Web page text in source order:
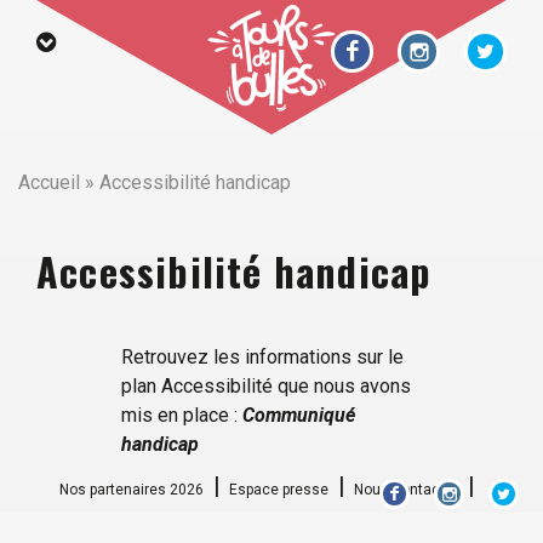
Accueil » Accessibilité handicap
Accessibilité handicap
Retrouvez les informations sur le
plan Accessibilité que nous avons
mis en place : Communiqué
handicap
Nos partenaires 2026 Espace presse Nous contacter